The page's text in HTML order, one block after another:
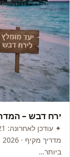
ירח דבש –
ביותר…